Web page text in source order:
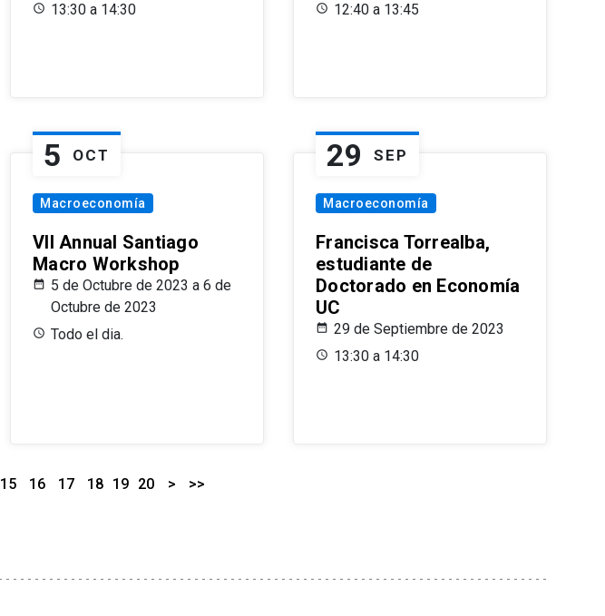
13:30 a 14:30
12:40 a 13:45
5 OCT
Macroeconomía
VII Annual Santiago
Macro Workshop
5 de Octubre de 2023 a 6 de
Octubre de 2023
Todo el dia.
29 SEP
Macroeconomía
Francisca Torrealba,
estudiante de
Doctorado en Economía
UC
29 de Septiembre de 2023
13:30 a 14:30
15 16 17 18 19 20 > >>